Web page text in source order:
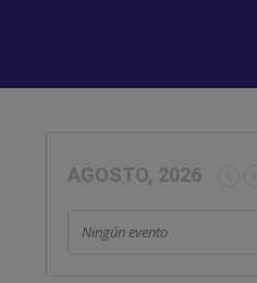
AGOSTO, 2026
Ningún evento